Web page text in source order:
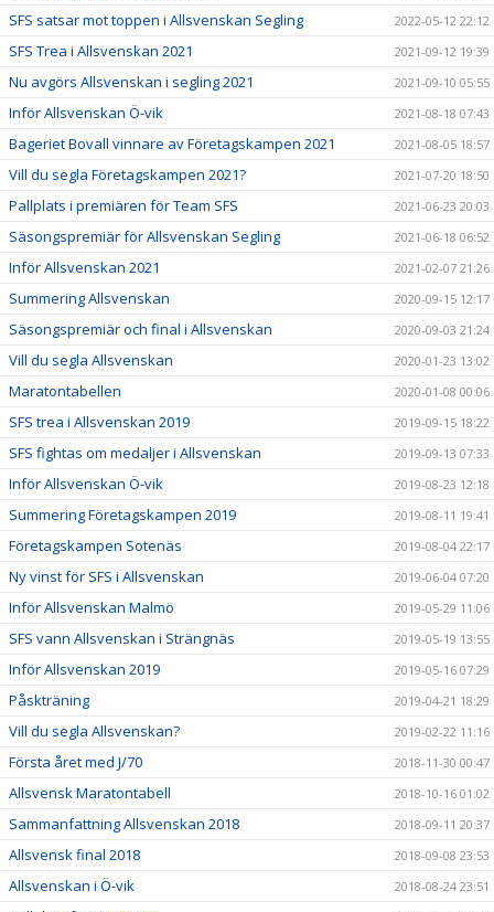
SFS satsar mot toppen i Allsvenskan Segling 2022-05-12 22:12
SFS Trea i Allsvenskan 2021 2021-09-12 19:39
Nu avgörs Allsvenskan i segling 2021 2021-09-10 05:55
Inför Allsvenskan Ö-vik 2021-08-18 07:43
Bageriet Bovall vinnare av Företagskampen 2021 2021-08-05 18:57
Vill du segla Företagskampen 2021? 2021-07-20 18:50
Pallplats i premiären för Team SFS 2021-06-23 20:03
Säsongspremiär för Allsvenskan Segling 2021-06-18 06:52
Inför Allsvenskan 2021 2021-02-07 21:26
Summering Allsvenskan 2020-09-15 12:17
Säsongspremiär och final i Allsvenskan 2020-09-03 21:24
Vill du segla Allsvenskan 2020-01-23 13:02
Maratontabellen 2020-01-08 00:06
SFS trea i Allsvenskan 2019 2019-09-15 18:22
SFS fightas om medaljer i Allsvenskan 2019-09-13 07:33
Inför Allsvenskan Ö-vik 2019-08-23 12:18
Summering Företagskampen 2019 2019-08-11 19:41
Företagskampen Sotenäs 2019-08-04 22:17
Ny vinst för SFS i Allsvenskan 2019-06-04 07:20
Inför Allsvenskan Malmö 2019-05-29 11:06
SFS vann Allsvenskan i Strängnäs 2019-05-19 13:55
Inför Allsvenskan 2019 2019-05-16 07:29
Påskträning 2019-04-21 18:29
Vill du segla Allsvenskan? 2019-02-22 11:16
Första året med J/70 2018-11-30 00:47
Allsvensk Maratontabell 2018-10-16 01:02
Sammanfattning Allsvenskan 2018 2018-09-11 20:37
Allsvensk final 2018 2018-09-08 23:53
Allsvenskan i Ö-vik 2018-08-24 23:51